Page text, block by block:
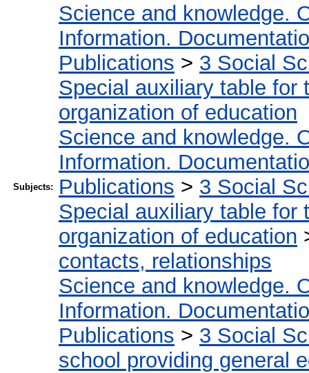
Subjects:
Science and knowledge.
Information.
Publications > 3 Social
Special auxiliary table for
organization of education
Science and knowledge.
Information.
Publications > 3 Social
Special auxiliary table for
organization of education
contacts, relationships
Science and knowledge.
Information.
Publications > 3 Social
school providing general